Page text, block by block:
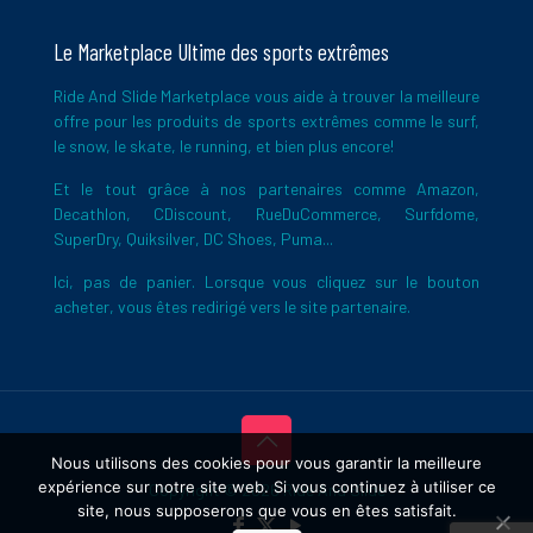
Le Marketplace Ultime des sports extrêmes
Ride And Slide Marketplace vous aide à trouver la meilleure
offre pour les produits de sports extrêmes comme le surf,
le snow, le skate, le running, et bien plus encore!
Et le tout grâce à nos partenaires comme Amazon,
Decathlon, CDiscount, RueDuCommerce, Surfdome,
SuperDry, Quiksilver, DC Shoes, Puma...
Ici, pas de panier. Lorsque vous cliquez sur le bouton
acheter, vous êtes redirigé vers le site partenaire.
Copyright © 2026 Ride And Slide
Nous utilisons des cookies pour vous garantir la meilleure
expérience sur notre site web. Si vous continuez à utiliser ce
site, nous supposerons que vous en êtes satisfait.